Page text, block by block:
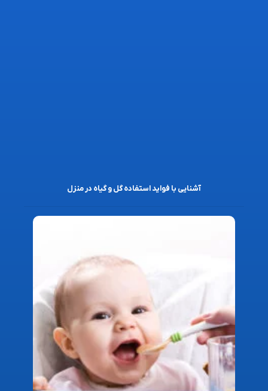
آشنایی با فواید استفاده گل و گیاه در منزل